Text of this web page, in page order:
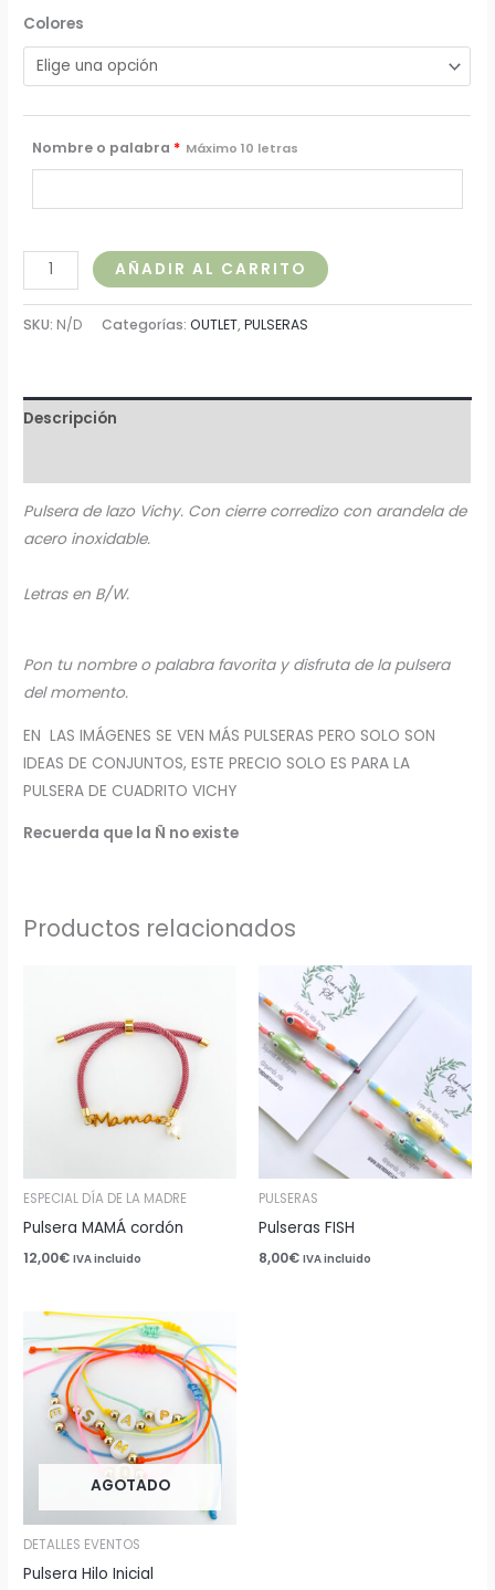
Colores
Nombre o palabra * Máximo 10 letras
AÑADIR AL CARRITO
SKU: N/D Categorías:OUTLET,PULSERAS
Descripción
Pulsera de lazo Vichy. Con cierre corredizo con arandela de
acero inoxidable.
Letras en B/W.
Pon tu nombre o palabra favorita y disfruta de la pulsera
del momento.
EN LAS IMÁGENES SE VEN MÁS PULSERAS PERO SOLO SON
IDEAS DE CONJUNTOS, ESTE PRECIO SOLO ES PARA LA
PULSERA DE CUADRITO VICHY
Recuerda que la Ñ no existe
Productos relacionados
ESPECIAL DÍA DE LA MADRE
Pulsera MAMÁ cordón
12,00€ IVA incluido
PULSERAS
Pulseras FISH
8,00€ IVA incluido
AGOTADO
DETALLES EVENTOS
Pulsera Hilo Inicial